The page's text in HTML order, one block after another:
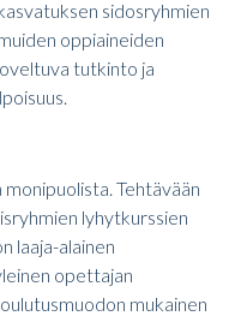
sidosryhmien
oppiaineiden
tutkinto ja
Tehtävään
lyhytkurssien
laaja-alainen
opettajan
mukainen